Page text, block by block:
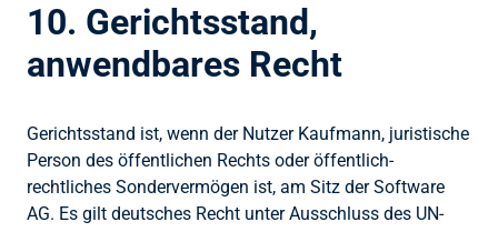
10. Gerichtsstand,
anwendbares Recht
Gerichtsstand ist, wenn der Nutzer Kaufmann, juristische
Person des öffentlichen Rechts oder öffentlich-
rechtliches Sondervermögen ist, am Sitz der Software
AG. Es gilt deutsches Recht unter Ausschluss des UN-